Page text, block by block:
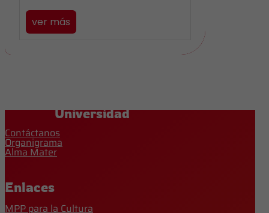
ver más
Universidad
Contáctanos
Organigrama
Alma Mater
Enlaces
MPP para la Cultura